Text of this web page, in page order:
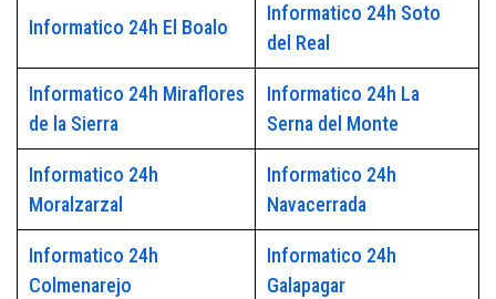
Informatico 24h El Boalo
Informatico 24h Soto
del Real
Informatico 24h Miraflores
de la Sierra
Informatico 24h La
Serna del Monte
Informatico 24h
Moralzarzal
Informatico 24h
Navacerrada
Informatico 24h
Colmenarejo
Informatico 24h
Galapagar